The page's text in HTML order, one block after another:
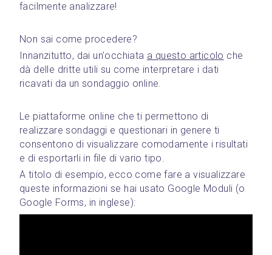
facilmente analizzare!
Non sai come procedere?
Innanzitutto, dai un'occhiata a questo articolo che
dà delle dritte utili su come interpretare i dati
ricavati da un sondaggio online.
Le piattaforme online che ti permettono di
realizzare sondaggi e questionari in genere ti
consentono di visualizzare comodamente i risultati
e di esportarli in file di vario tipo.
A titolo di esempio, ecco come fare a visualizzare
queste informazioni se hai usato Google Moduli (o
Google Forms, in inglese):